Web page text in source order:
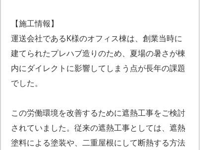
【施工情報】
運送会社であるK様のオフィス棟は、創業当時に
建てられたプレハブ造りのため、夏場の暑さが棟
内にダイレクトに影響してしまう点が長年の課題
でした。
この労働環境を改善するために遮熱工事をご検討
されていました。従来の遮熱工事としては、遮熱
塗料による塗装や、二重屋根にして断熱する方法